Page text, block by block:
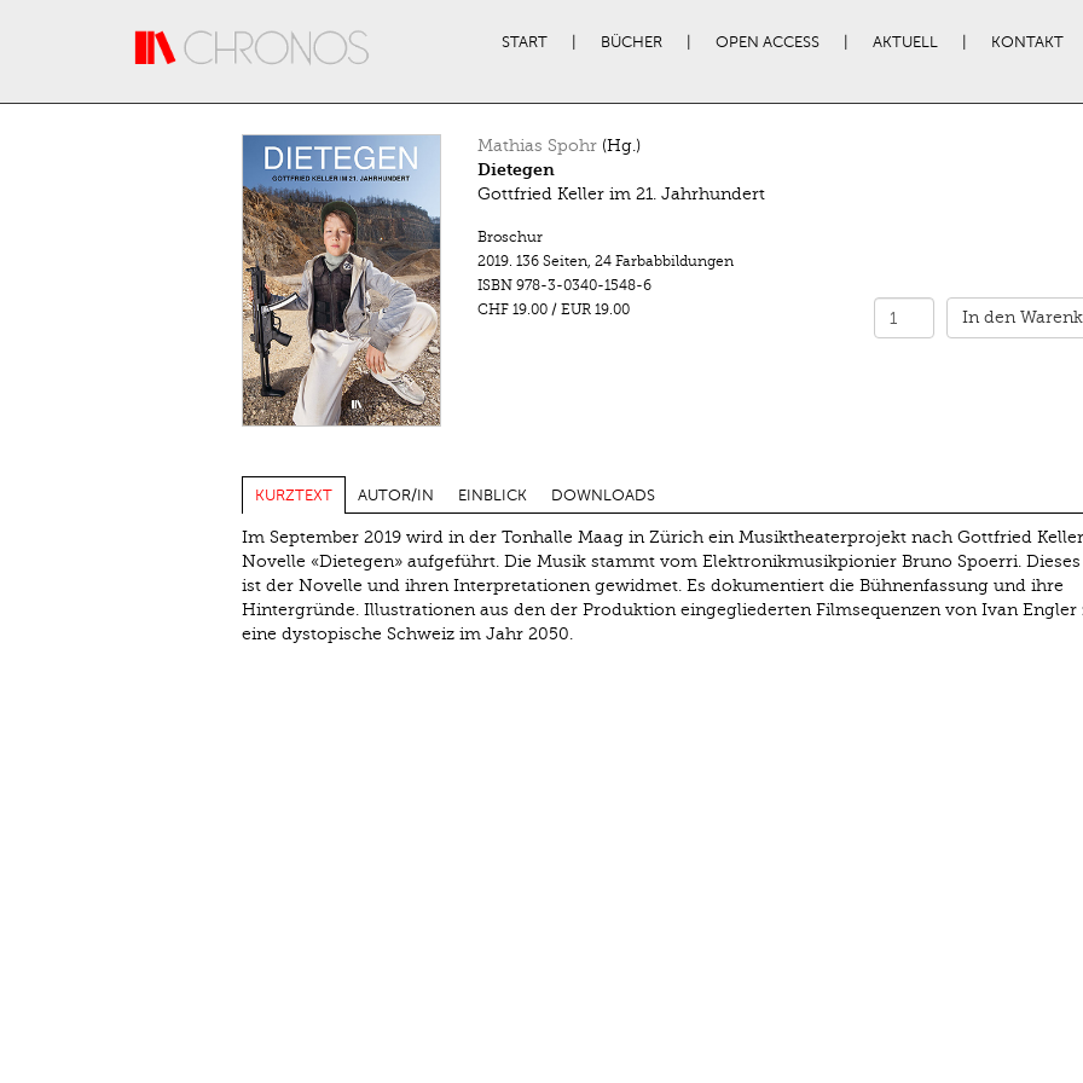
START BÜCHER OPEN ACCESS AKTUELL KONTAKT
Mathias Spohr(Hg.)
Dietegen
Gottfried Keller im 21. Jahrhundert
Broschur
2019. 136 Seiten, 24 Farbabbildungen
ISBN 978-3-0340-1548-6
CHF 19.00/ EUR 19.00 In den
KURZTEXT AUTOR/IN EINBLICK DOWNLOADS
Im September 2019 wird in der Tonhalle Maag in Zürich ein Musiktheaterprojekt nach Gottfried
Novelle «Dietegen» aufgeführt. Die Musik stammt vom Elektronikmusikpionier Bruno Spoerri. Dieses
ist der Novelle und ihren Interpretationen gewidmet. Es dokumentiert die Bühnenfassung und ihre
Hintergründe. Illustrationen aus den der Produktion eingegliederten Filmsequenzen von Ivan Engler
eine dystopische Schweiz im Jahr 2050.